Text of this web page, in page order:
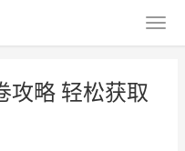
攻略 轻松获取